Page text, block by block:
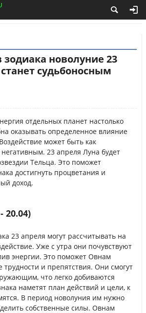
зодиака новолуние 23
судьбоносным
отдельных планет настолько
оказывать определенное влияние
может быть как
23 апреля Луна будет
Тельца. Это поможет
достигнуть процветания и
доход.
20.04)
23 апреля могут рассчитывать на
Уже с утра они почувствуют
энергии. Это поможет Овнам
трудности и препятствия. Они смогут
что легко добиваются
наметят план действий и цели, к
В период новолуния им нужно
собственные силы. Овнам